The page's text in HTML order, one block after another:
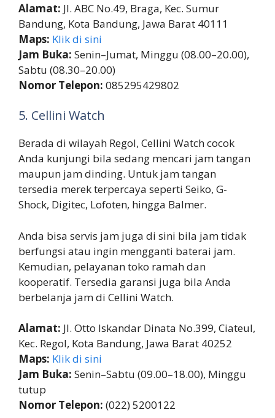
Alamat: Jl. ABC No.49, Braga, Kec. Sumur
Bandung, Kota Bandung, Jawa Barat 40111
Maps: Klik di sini
Jam Buka: Senin–Jumat, Minggu (08.00–20.00),
Sabtu (08.30–20.00)
Nomor Telepon: 085295429802
5. Cellini Watch
Berada di wilayah Regol, Cellini Watch cocok
Anda kunjungi bila sedang mencari jam tangan
maupun jam dinding. Untuk jam tangan
tersedia merek terpercaya seperti Seiko, G-
Shock, Digitec, Lofoten, hingga Balmer.
Anda bisa servis jam juga di sini bila jam tidak
berfungsi atau ingin mengganti baterai jam.
Kemudian, pelayanan toko ramah dan
kooperatif. Tersedia garansi juga bila Anda
berbelanja jam di Cellini Watch.
Alamat: Jl. Otto Iskandar Dinata No.399, Ciateul,
Kec. Regol, Kota Bandung, Jawa Barat 40252
Maps: Klik di sini
Jam Buka: Senin–Sabtu (09.00–18.00), Minggu
tutup
Nomor Telepon: (022) 5200122